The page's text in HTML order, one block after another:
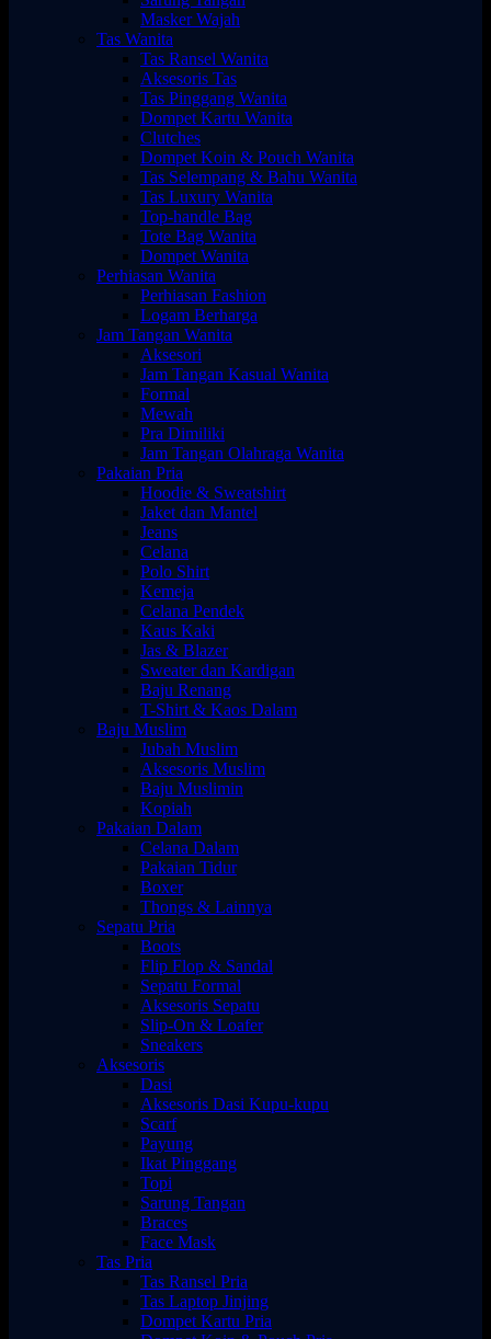
Masker Wajah
Tas Wanita
Tas Ransel Wanita
Aksesoris Tas
Tas Pinggang Wanita
Dompet Kartu Wanita
Clutches
Dompet Koin & Pouch Wanita
Tas Selempang & Bahu Wanita
Tas Luxury Wanita
Top-handle Bag
Tote Bag Wanita
Dompet Wanita
Perhiasan Wanita
Perhiasan Fashion
Logam Berharga
Jam Tangan Wanita
Aksesori
Jam Tangan Kasual Wanita
Formal
Mewah
Pra Dimiliki
Jam Tangan Olahraga Wanita
Pakaian Pria
Hoodie & Sweatshirt
Jaket dan Mantel
Jeans
Celana
Polo Shirt
Kemeja
Celana Pendek
Kaus Kaki
Jas & Blazer
Sweater dan Kardigan
Baju Renang
T-Shirt & Kaos Dalam
Baju Muslim
Jubah Muslim
Aksesoris Muslim
Baju Muslimin
Kopiah
Pakaian Dalam
Celana Dalam
Pakaian Tidur
Boxer
Thongs & Lainnya
Sepatu Pria
Boots
Flip Flop & Sandal
Sepatu Formal
Aksesoris Sepatu
Slip-On & Loafer
Sneakers
Aksesoris
Dasi
Aksesoris Dasi Kupu-kupu
Scarf
Payung
Ikat Pinggang
Topi
Sarung Tangan
Braces
Face Mask
Tas Pria
Tas Ransel Pria
Tas Laptop Jinjing
Dompet Kartu Pria